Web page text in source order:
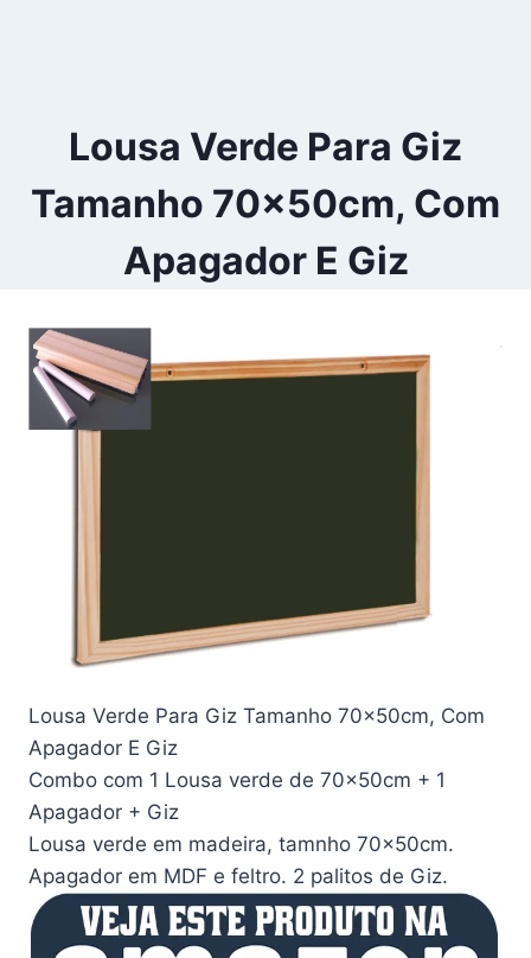
Lousa Verde Para Giz
Tamanho 70x50cm, Com
Apagador E Giz
Lousa Verde Para Giz Tamanho 70x50cm, Com
Apagador E Giz
Combo com 1 Lousa verde de 70x50cm + 1
Apagador + Giz
Lousa verde em madeira, tamnho 70x50cm.
Apagador em MDF e feltro. 2 palitos de Giz.